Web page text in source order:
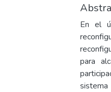
En el
para